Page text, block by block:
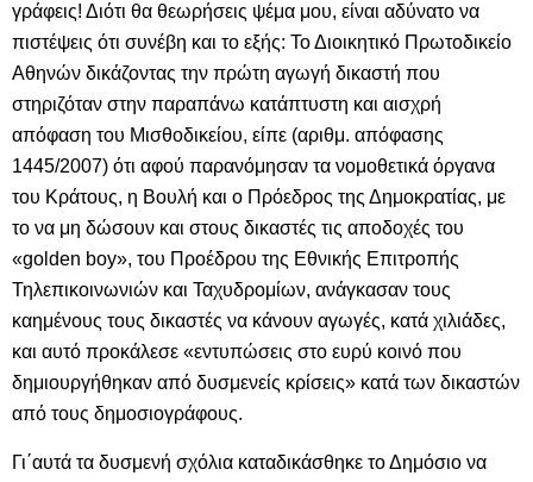
γράφεις! Διότι θα θεωρήσεις ψέμα μου, είναι αδύνατο να
πιστέψεις ότι συνέβη και το εξής: Το Διοικητικό Πρωτοδικείο
Αθηνών δικάζοντας την πρώτη αγωγή δικαστή που
στηριζόταν στην παραπάνω κατάπτυστη και αισχρή
απόφαση του Μισθοδικείου, είπε (αριθμ. απόφασης
1445/2007) ότι αφού παρανόμησαν τα νομοθετικά όργανα
του Κράτους, η Βουλή και ο Πρόεδρος της Δημοκρατίας, με
το να μη δώσουν και στους δικαστές τις αποδοχές του
«golden boy», του Προέδρου της Εθνικής Επιτροπής
Τηλεπικοινωνιών και Ταχυδρομίων, ανάγκασαν τους
καημένους τους δικαστές να κάνουν αγωγές, κατά χιλιάδες,
και αυτό προκάλεσε «εντυπώσεις στο ευρύ κοινό που
δημιουργήθηκαν από δυσμενείς κρίσεις» κατά των δικαστών
από τους δημοσιογράφους.
Γι΄αυτά τα δυσμενή σχόλια καταδικάσθηκε το Δημόσιο να